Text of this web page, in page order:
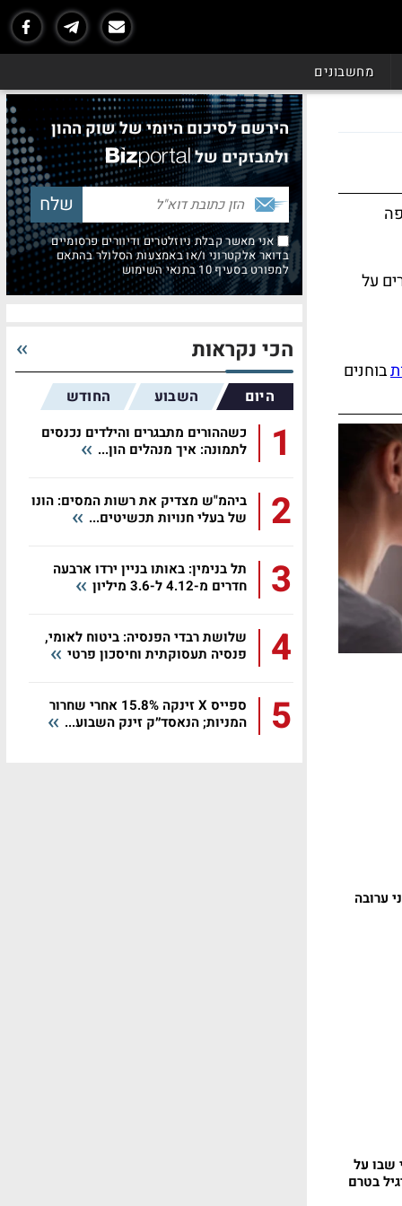
מחשבונים
על
בוחנים
ערובה
שבו על
בטרם
הירשם לסיכום היומי של שוק ההון
ולמבזקים של
אני מאשר קבלת ניוזלטרים ודיוורים פרסומיים
בדואר אלקטרוני ו/או באמצעות הסלולר בהתאם
למפורט בסעיף 10 בתנאי השימוש
הכי נקראות
היום השבוע החודש
1
כשההורים מתבגרים והילדים נכנסים
לתמונה: איך מנהלים הון...
2
ביהמ"ש מצדיק את רשות המסים: הונו
של בעלי חנויות תכשיטים...
3
תל בנימין: באותו בניין ירדו ארבעה
חדרים מ-4.12 ל-3.6 מיליון
4
שלושת רבדי הפנסיה: ביטוח לאומי,
פנסיה תעסוקתית וחיסכון פרטי
5
ספייס X זינקה 15.8% אחרי שחרור
המניות; הנאסד״ק זינק השבוע...